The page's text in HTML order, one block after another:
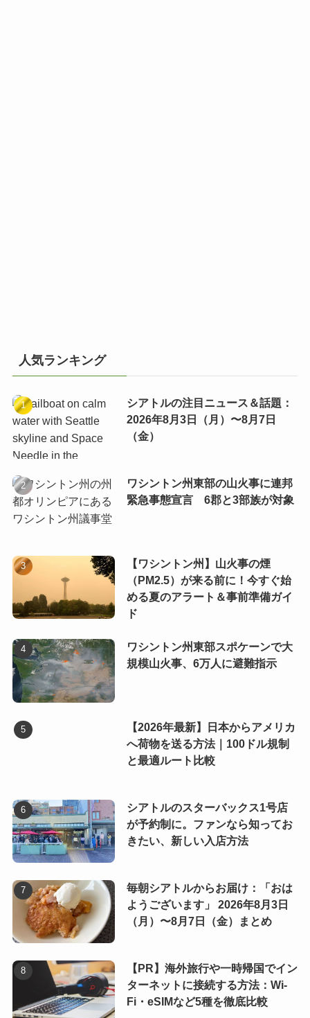
人気ランキング
シアトルの注目ニュース＆話題：
2026年8月3日（月）〜8月7日
（金）
ワシントン州東部の山火事に連邦
緊急事態宣言 6郡と3部族が対象
【ワシントン州】山火事の煙
（PM2.5）が来る前に！今すぐ始
める夏のアラート＆事前準備ガイ
ド
ワシントン州東部スポケーンで大
規模山火事、6万人に避難指示
【2026年最新】日本からアメリカ
へ荷物を送る方法｜100ドル規制
と最適ルート比較
シアトルのスターバックス1号店
が予約制に。ファンなら知ってお
きたい、新しい入店方法
毎朝シアトルからお届け：「おは
ようございます」 2026年8月3日
（月）〜8月7日（金）まとめ
【PR】海外旅行や一時帰国でイン
ターネットに接続する方法：Wi-
Fi・eSIMなど5種を徹底比較